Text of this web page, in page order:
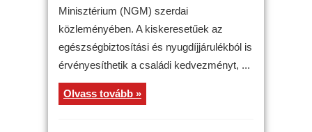
Minisztérium (NGM) szerdai
közleményében. A kiskeresetűek az
egészségbiztosítási és nyugdíjjárulékból is
érvényesíthetik a családi kedvezményt, ...
Olvass tovább »